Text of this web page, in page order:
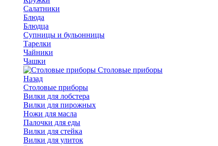
Салатники
Блюда
Блюдца
Супницы и бульонницы
Тарелки
Чайники
Чашки
Cтоловые приборы
Назад
Cтоловые приборы
Вилки для лобстера
Вилки для пирожных
Ножи для масла
Палочки для еды
Вилки для стейка
Вилки для улиток